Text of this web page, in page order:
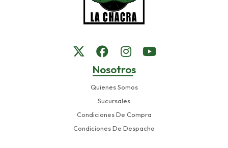
Nosotros
Quienes Somos
Sucursales
Condiciones De Compra
Condiciones De Despacho